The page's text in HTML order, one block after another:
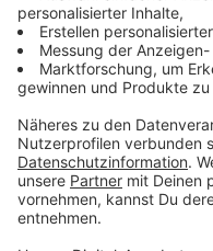
Gastronomiebetrieb
Anzeige
Anzeige